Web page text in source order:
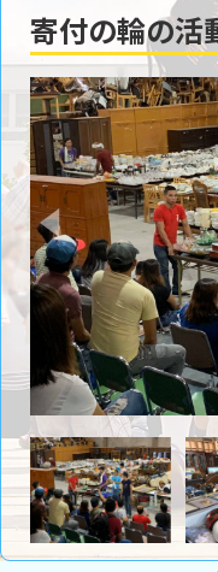
寄付の輪の活